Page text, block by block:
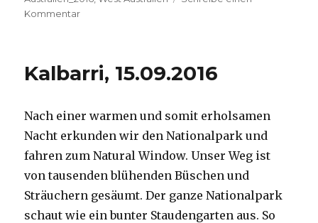
Kommentarzu
Kalbarri, 15.09.2016
Nach einer warmen und somit erholsamen
Nacht erkunden wir den Nationalpark und
fahren zum Natural Window. Unser Weg ist
von tausenden blühenden Büschen und
Sträuchern gesäumt. Der ganze Nationalpark
schaut wie ein bunter Staudengarten aus. So